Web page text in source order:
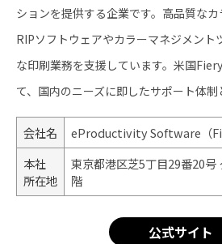
ションを提供する企業です。高品質な
RIPソフトウェアやカラーマネジメント
な印刷業務を支援しています。米国
て、国内のニーズに即したサポート体制
会社名
eProductivity Software（
本社
所在地
東京都港区芝5丁目29番20号
階
公式サイト